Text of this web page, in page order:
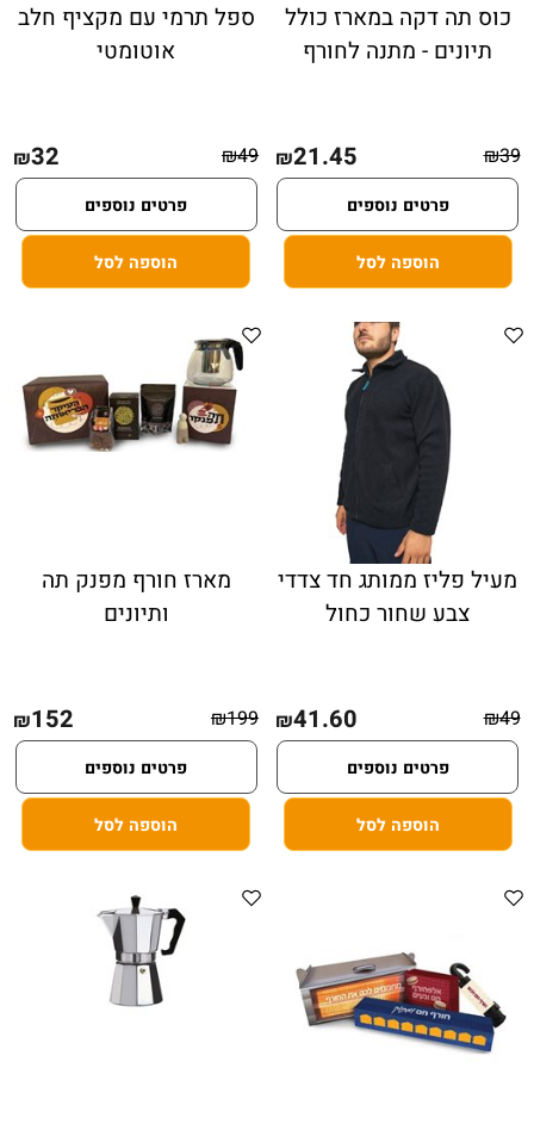
כוס תה דקה במארז כולל
תיונים - מתנה לחורף
₪39
₪21.45
פרטים נוספים
הוספה לסל
ספל תרמי עם מקציף חלב
אוטומטי
₪49
₪32
פרטים נוספים
הוספה לסל
מעיל פליז ממותג חד צדדי
צבע שחור כחול
₪49
₪41.60
פרטים נוספים
הוספה לסל
מארז חורף מפנק תה
ותיונים
₪199
₪152
פרטים נוספים
הוספה לסל